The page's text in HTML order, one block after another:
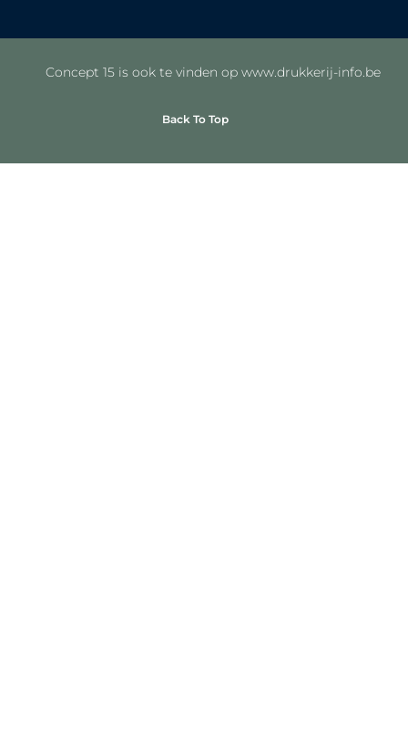
Concept 15 is ook te vinden op www.drukkerij-info.be
Back To Top